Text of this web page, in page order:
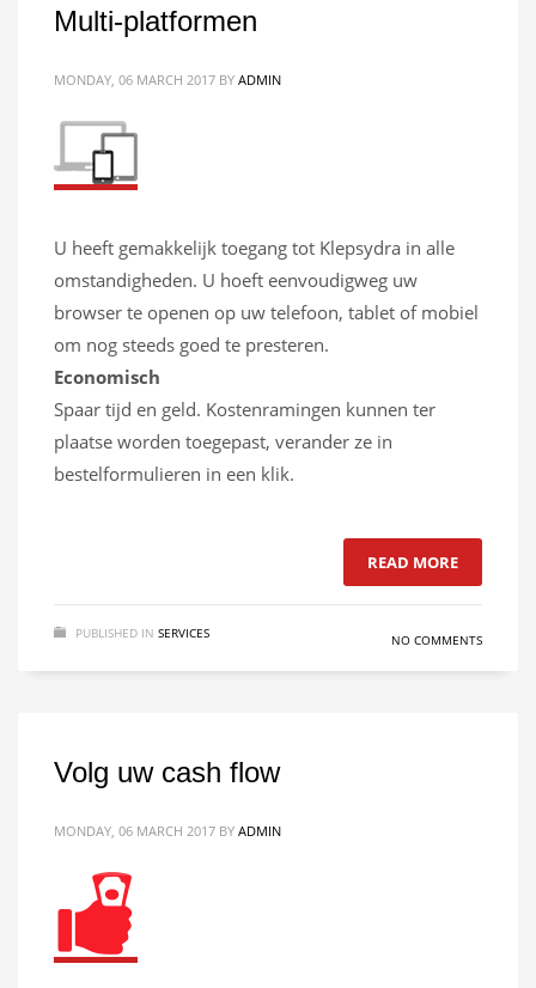
Multi-platformen
MONDAY, 06 MARCH 2017 BY ADMIN
U heeft gemakkelijk toegang tot Klepsydra in alle
omstandigheden. U hoeft eenvoudigweg uw
browser te openen op uw telefoon, tablet of mobiel
om nog steeds goed te presteren.
Economisch
Spaar tijd en geld. Kostenramingen kunnen ter
plaatse worden toegepast, verander ze in
bestelformulieren in een klik.
READ MORE
PUBLISHED IN SERVICES NO COMMENTS
Volg uw cash flow
MONDAY, 06 MARCH 2017 BY ADMIN